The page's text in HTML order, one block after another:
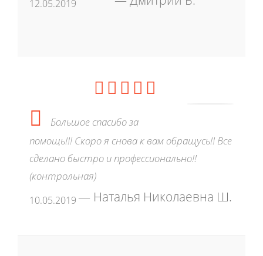
12.05.2019
Большое спасибо за
помощь!!! Скоро я снова к вам обращусь!! Все
сделано быстро и профессионально!!
(контрольная)
10.05.2019 Наталья Николаевна Ш.